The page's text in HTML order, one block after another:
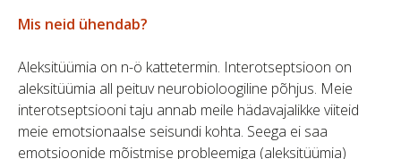
Mis neid ühendab?
Aleksitüümia on n-ö kattetermin. Interotseptsioon on
aleksitüümia all peituv neurobioloogiline põhjus. Meie
interotseptsiooni taju annab meile hädavajalikke viiteid
meie emotsionaalse seisundi kohta. Seega ei saa
emotsioonide mõistmise probleemiga (aleksitüümia)